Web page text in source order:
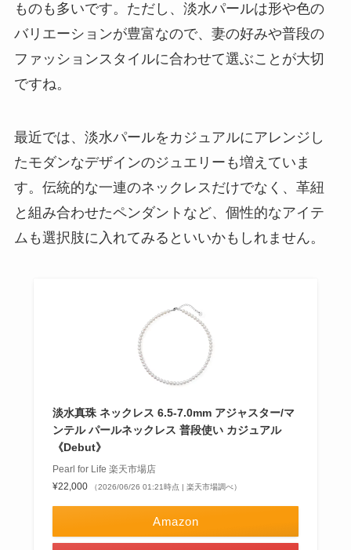
ものも多いです。ただし、淡水パールは形や色の
バリエーションが豊富なので、妻の好みや普段の
ファッションスタイルに合わせて選ぶことが大切
ですね。
最近では、淡水パールをカジュアルにアレンジし
たモダンなデザインのジュエリーも増えていま
す。伝統的な一連のネックレスだけでなく、革紐
と組み合わせたペンダントなど、個性的なアイテ
ムも選択肢に入れてみるといいかもしれません。
淡水真珠 ネックレス 6.5-7.0mm アジャスター/マ
ンテル パールネックレス 普段使い カジュアル
《Debut》
Pearl for Life 楽天市場店
¥22,000
（2026/06/26 01:21時点 | 楽天市場調べ）
Amazon